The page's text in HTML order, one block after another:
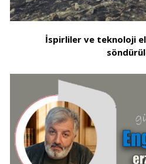
İspirliler ve teknoloji